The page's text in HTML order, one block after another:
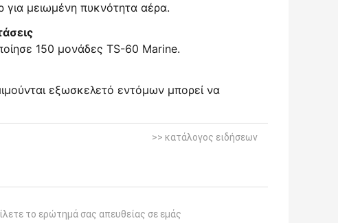
για μειωμένη πυκνότητα αέρα.
150 μονάδες TS-60 Marine.
εξωσκελετό εντόμων μπορεί να
>> κατάλογος ειδήσεων
το ερώτημά σας απευθείας σε εμάς